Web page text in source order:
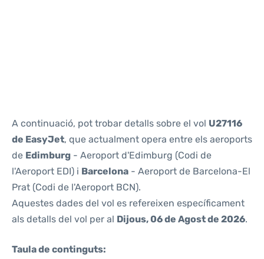
A continuació, pot trobar detalls sobre el vol U27116
de EasyJet, que actualment opera entre els aeroports
de Edimburg - Aeroport d'Edimburg (Codi de
l'Aeroport EDI) i Barcelona - Aeroport de Barcelona-El
Prat (Codi de l'Aeroport BCN).
Aquestes dades del vol es refereixen específicament
als detalls del vol per al Dijous, 06 de Agost de 2026.
Taula de continguts: